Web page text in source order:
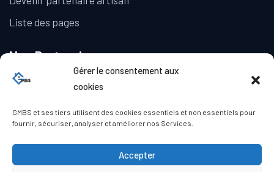
Gérer le consentement aux
cookies
GMBS et ses tiers utilisent des cookies essentiels et non essentiels pour
fournir, sécuriser, analyser et améliorer nos Services.
Accepter
Liste des pages
Nos Partenaires
La Galerie Immobilière